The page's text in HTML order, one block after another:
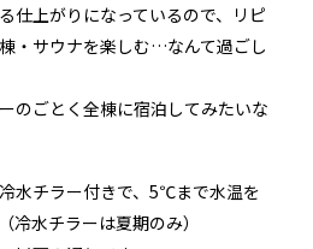
仕上がりになっているので、リピ
・サウナを楽しむ…なんて過ごし
のごとく全棟に宿泊してみたいな
水チラー付きで、5℃まで水温を
冷水チラーは夏期のみ）